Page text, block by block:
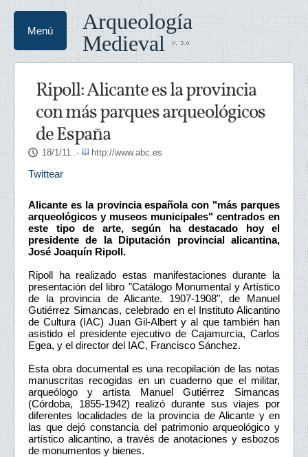
Arqueología
Medieval
Menú
Ripoll: Alicante es la provincia
con más parques arqueológicos
de España
18/1/11 .- http://www.abc.es
Twittear
Alicante es la provincia española con "más parques
arqueológicos y museos municipales" centrados en
este tipo de arte, según ha destacado hoy el
presidente de la Diputación provincial alicantina,
José Joaquín Ripoll.
Ripoll ha realizado estas manifestaciones durante la
presentación del libro "Catálogo Monumental y Artístico
de la provincia de Alicante. 1907-1908", de Manuel
Gutiérrez Simancas, celebrado en el Instituto Alicantino
de Cultura (IAC) Juan Gil-Albert y al que también han
asistido el presidente ejecutivo de Cajamurcia, Carlos
Egea, y el director del IAC, Francisco Sánchez.
Esta obra documental es una recopilación de las notas
manuscritas recogidas en un cuaderno que el militar,
arqueólogo y artista Manuel Gutiérrez Simancas
(Córdoba, 1855-1942) realizó durante sus viajes por
diferentes localidades de la provincia de Alicante y en
las que dejó constancia del patrimonio arqueológico y
artístico alicantino, a través de anotaciones y esbozos
de monumentos y bienes.